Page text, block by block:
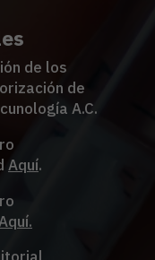
de los
de
A.C.
Aquí.
.